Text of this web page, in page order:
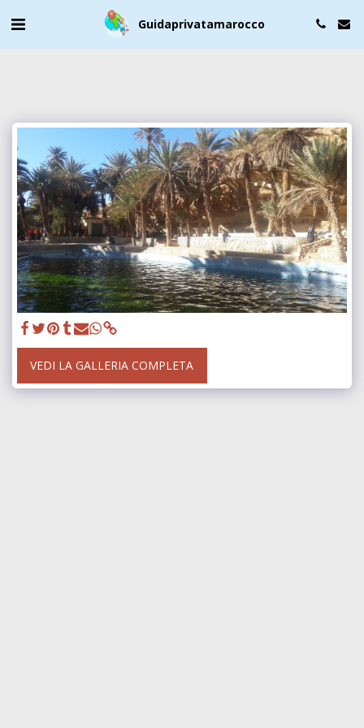
Guidaprivatamarocco
VEDI LA GALLERIA COMPLETA